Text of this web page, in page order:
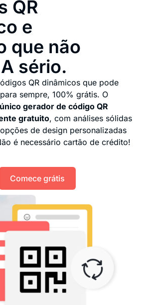
QR
e
que não
sério.
QR dinâmicos que pode
sempre, 100% grátis. O
único gerador de código QR
gratuito, com análises sólidas
de design personalizadas
é necessário cartão de crédito!
Comece grátis